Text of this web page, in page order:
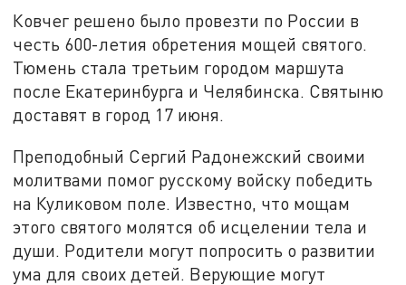
Ковчег решено было провезти по России в
честь 600-летия обретения мощей святого.
Тюмень стала третьим городом маршута
после Екатеринбурга и Челябинска. Святыню
доставят в город 17 июня.
Преподобный Сергий Радонежский своими
молитвами помог русскому войску победить
на Куликовом поле. Известно, что мощам
этого святого молятся об исцелении тела и
души. Родители могут попросить о развитии
ума для своих детей. Верующие могут